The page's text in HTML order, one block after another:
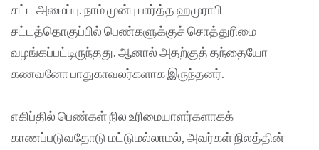
சட்ட அமைப்பு. நாம் முன்பு பார்த்த ஹமுராபி
சட்டத்தொகுப்பில் பெண்களுக்குச் சொத்துரிமை
வழங்கப்பட்டிருந்தது. ஆனால் அதற்குத் தந்தையோ
கணவனோ பாதுகாவலர்களாக இருந்தனர்.
எகிப்தில் பெண்கள் நில உரிமையாளர்களாகக்
காணப்படுவதோடு மட்டுமல்லாமல், அவர்கள் நிலத்தின்